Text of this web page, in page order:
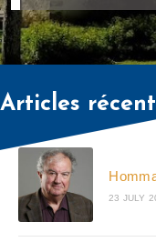
Articles
23 JULY